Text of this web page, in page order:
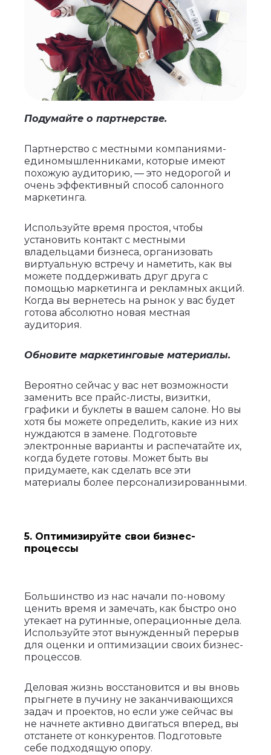
Подумайте о партнерстве.
Партнерство с местными компаниями-
единомышленниками, которые имеют
похожую аудиторию, — это недорогой и
очень эффективный способ салонного
маркетинга.
Используйте время простоя, чтобы
установить контакт с местными
владельцами бизнеса, организовать
виртуальную встречу и наметить, как вы
можете поддерживать друг друга с
помощью маркетинга и рекламных акций.
Когда вы вернетесь на рынок у вас будет
готова абсолютно новая местная
аудитория.
Обновите маркетинговые материалы.
Вероятно сейчас у вас нет возможности
заменить все прайс-листы, визитки,
графики и буклеты в вашем салоне. Но вы
хотя бы можете определить, какие из них
нуждаются в замене. Подготовьте
электронные варианты и распечатайте их,
когда будете готовы. Может быть вы
придумаете, как сделать все эти
материалы более персонализированными.
5. Оптимизируйте свои бизнес-
процессы
Большинство из нас начали по-новому
ценить время и замечать, как быстро оно
утекает на рутинные, операционные дела.
Используйте этот вынужденный перерыв
для оценки и оптимизации своих бизнес-
процессов.
Деловая жизнь восстановится и вы вновь
прыгнете в пучину не заканчивающихся
задач и проектов, но если уже сейчас вы
не начнете активно двигаться вперед, вы
отстанете от конкурентов. Подготовьте
себе подходящую опору.